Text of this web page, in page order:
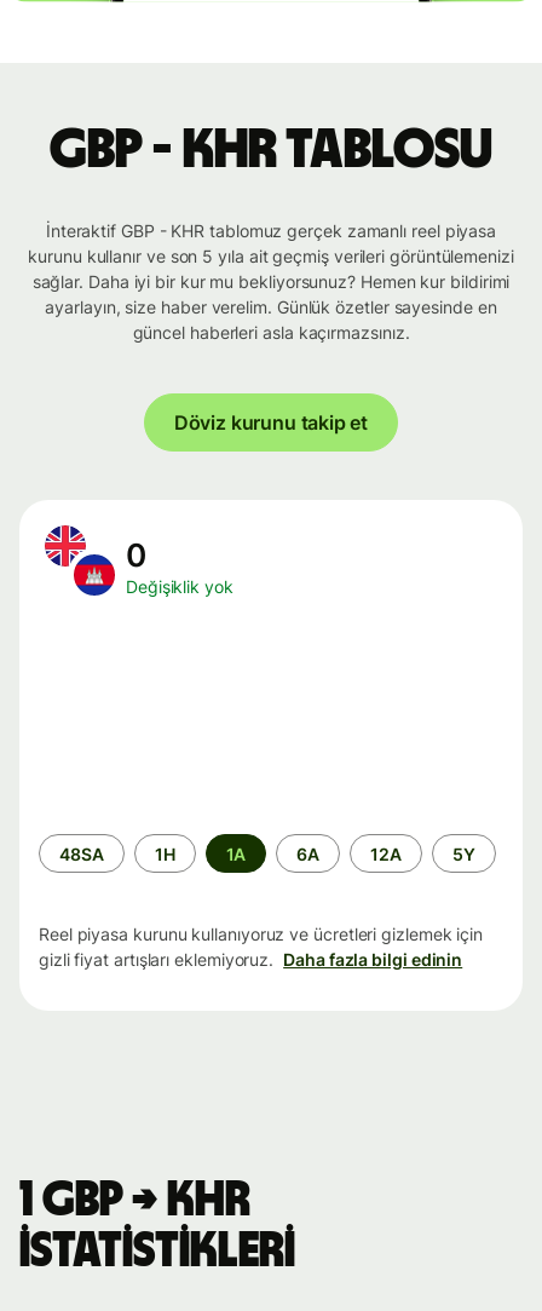
GBP - KHR tablosu
İnteraktif GBP - KHR tablomuz gerçek zamanlı reel piyasa
kurunu kullanır ve son 5 yıla ait geçmiş verileri görüntülemenizi
sağlar. Daha iyi bir kur mu bekliyorsunuz? Hemen kur bildirimi
ayarlayın, size haber verelim. Günlük özetler sayesinde en
güncel haberleri asla kaçırmazsınız.
Döviz kurunu takip et
0
Değişiklik yok
Zaman
aralığı
48SA 1H 1A 6A 12A 5Y
Reel piyasa kurunu kullanıyoruz ve ücretleri gizlemek için
gizli fiyat artışları eklemiyoruz. Daha fazla bilgi edinin
1 GBP → KHR
istatistikleri